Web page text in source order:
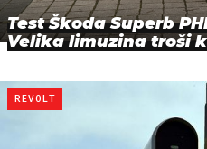
Test Škoda Superb
Velika limuzina troši
REVOLT